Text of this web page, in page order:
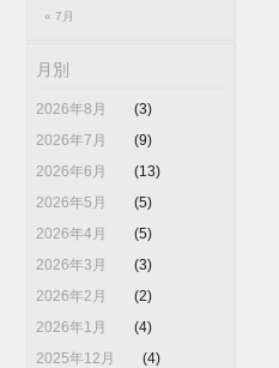
« 7月
月別
2026年8月
(3)
2026年7月
(9)
2026年6月
(13)
2026年5月
(5)
2026年4月
(5)
2026年3月
(3)
2026年2月
(2)
2026年1月
(4)
2025年12月
(4)